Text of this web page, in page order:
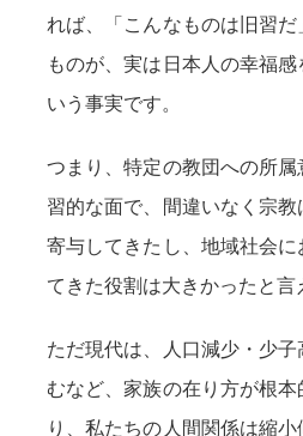
れば、「こんなものは旧習
ものが、実は日本人の幸福
いう事実です。
つまり、特定の教団への所
習的な面で、間違いなく宗
寄与してきたし、地域社会
てきた役割は大きかったと言
ただ現代は、人口減少・少
むなど、家族の在り方が根
り、私たちの人間関係は縮